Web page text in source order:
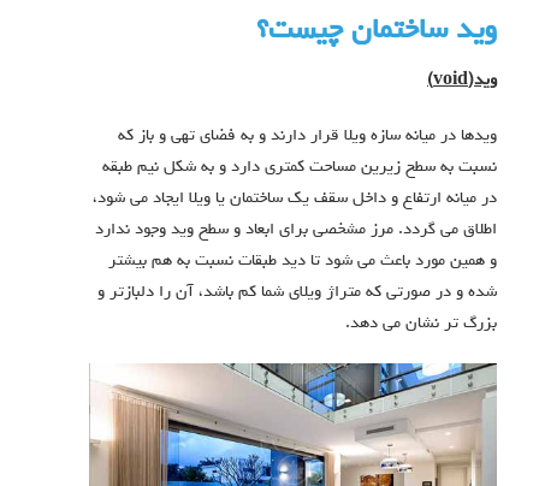
وید ساختمان چیست؟
وید(void
)
ویدها در میانه سازه ویلا قرار دارند و به فضای تهی و باز که
نسبت به سطح زیرین مساحت کمتری دارد و به شکل نیم طبقه
در میانه ارتفاع و داخل سقف یک ساختمان یا ویلا ایجاد می شود،
اطلاق می گردد. مرز مشخصی برای ابعاد و سطح وید وجود ندارد
و همین مورد باعث می شود تا دید طبقات نسبت به هم بیشتر
شده و در صورتی که متراژ ویلای شما کم باشد، آن را دلبازتر و
بزرگ تر نشان می دهد.